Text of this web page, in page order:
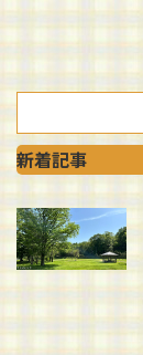
新着記事